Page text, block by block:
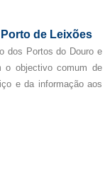
de Leixões
dos Portos do Douro e
o objectivo comum de
e da informação aos